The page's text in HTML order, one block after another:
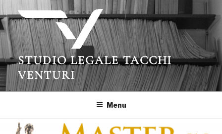
Salta
al
contenuto
STUDIO LEGALE TACCHI
VENTURI
Menu